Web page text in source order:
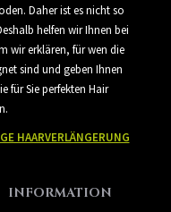
Daher ist es nicht so
helfen wir Ihnen bei
wir erklären, für wen die
sind und geben Ihnen
für Sie perfekten Hair
HAARVERLÄNGERUNG
INFORMATION